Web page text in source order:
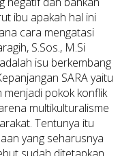
ibu apakah hal ini
cara mengatasi
S.Sos., M.Si
isu berkembang
SARA yaitu
menjadi pokok konflik
multikulturalisme
Tentunya itu
yang seharusnya